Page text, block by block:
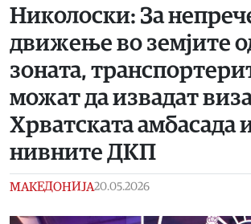
Николоски: За
движење во земјите
зоната,
можат да извадат
Хрватската амбасада
нивните ДКП
МАКЕДОНИЈА20.05.2026